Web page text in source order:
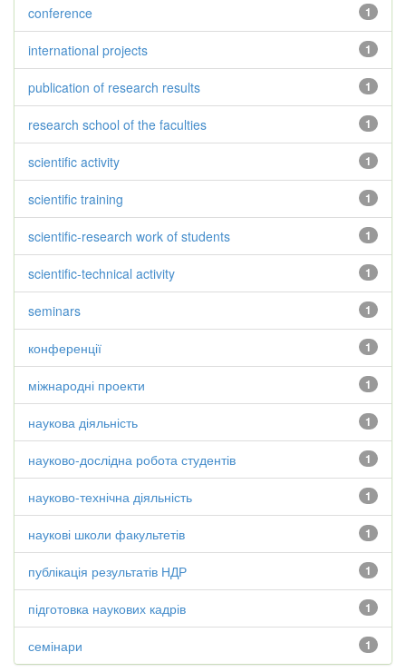
1
conference
1
international projects
1
publication of research results
1
research school of the faculties
1
scientific activity
1
scientific training
1
scientific-research work of students
1
scientific-technical activity
1
seminars
1
конференції
1
міжнародні проекти
1
наукова діяльність
1
науково-дослідна робота студентів
1
науково-технічна діяльність
1
наукові школи факультетів
1
публікація результатів НДР
1
підготовка наукових кадрів
1
семінари